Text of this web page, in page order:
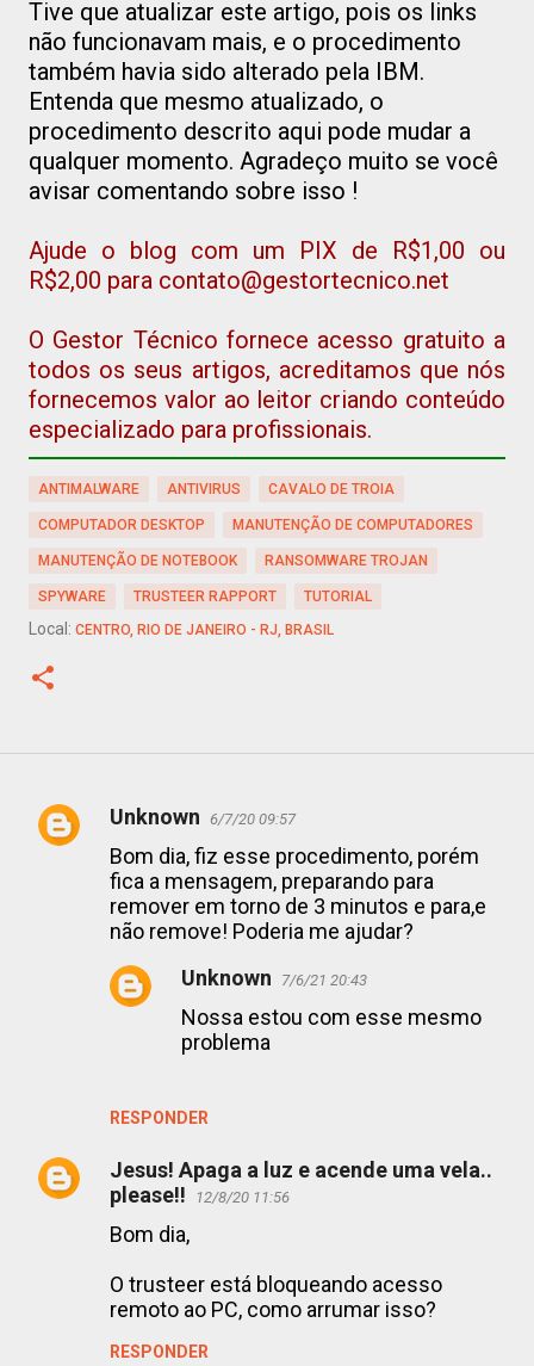
Tive que atualizar este artigo, pois os links
não funcionavam mais, e o procedimento
também havia sido alterado pela IBM.
Entenda que mesmo atualizado, o
procedimento descrito aqui pode mudar a
qualquer momento. Agradeço muito se você
avisar comentando sobre isso !
Ajude o blog com um PIX de R$1,00 ou
R$2,00 para contato@gestortecnico.net
O Gestor Técnico fornece acesso gratuito a
todos os seus artigos, acreditamos que nós
fornecemos valor ao leitor criando conteúdo
especializado para profissionais.
ANTIMALWARE ANTIVIRUS CAVALO DE TROIA
COMPUTADOR DESKTOP MANUTENÇÃO DE COMPUTADORES
MANUTENÇÃO DE NOTEBOOK RANSOMWARE TROJAN
SPYWARE TRUSTEER RAPPORT TUTORIAL
Local: CENTRO, RIO DE JANEIRO - RJ, BRASIL
C
o
s
Unknown 6/7/20 09:57
Bom dia, fiz esse procedimento, porém
fica a mensagem, preparando para
remover em torno de 3 minutos e para,e
não remove! Poderia me ajudar?
RESPONDER
Unknown 7/6/21 20:43
Nossa estou com esse mesmo
problema
Jesus! Apaga a luz e acende uma vela..
please!!
12/8/20 11:56
Bom dia,
O trusteer está bloqueando acesso
remoto ao PC, como arrumar isso?
RESPONDER